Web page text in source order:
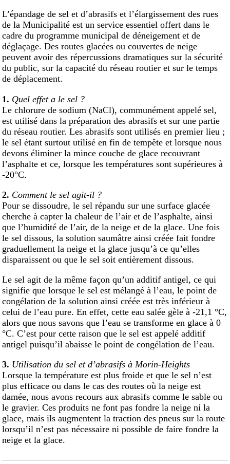
L’épandage de sel et d’abrasifs et l’élargissement des rues
de la Municipalité est un service essentiel offert dans le
cadre du programme municipal de déneigement et de
déglaçage. Des routes glacées ou couvertes de neige
peuvent avoir des répercussions dramatiques sur la sécurité
du public, sur la capacité du réseau routier et sur le temps
de déplacement.
1. Quel effet a le sel ?
Le chlorure de sodium (NaCl), communément appelé sel,
est utilisé dans la préparation des abrasifs et sur une partie
du réseau routier. Les abrasifs sont utilisés en premier lieu ;
le sel étant surtout utilisé en fin de tempête et lorsque nous
devons éliminer la mince couche de glace recouvrant
l’asphalte et ce, lorsque les températures sont supérieures à
-20°C.
2. Comment le sel agit-il ?
Pour se dissoudre, le sel répandu sur une surface glacée
cherche à capter la chaleur de l’air et de l’asphalte, ainsi
que l’humidité de l’air, de la neige et de la glace. Une fois
le sel dissous, la solution saumâtre ainsi créée fait fondre
graduellement la neige et la glace jusqu’à ce qu’elles
disparaissent ou que le sel soit entièrement dissous.
Le sel agit de la même façon qu’un additif antigel, ce qui
signifie que lorsque le sel est mélangé à l’eau, le point de
congélation de la solution ainsi créée est très inférieur à
celui de l’eau pure. En effet, cette eau salée gèle à -21,1 °C,
alors que nous savons que l’eau se transforme en glace à 0
°C. C’est pour cette raison que le sel est appelé additif
antigel puisqu’il abaisse le point de congélation de l’eau.
3. Utilisation du sel et d’abrasifs à Morin-Heights
Lorsque la température est plus froide et que le sel n’est
plus efficace ou dans le cas des routes où la neige est
damée, nous avons recours aux abrasifs comme le sable ou
le gravier. Ces produits ne font pas fondre la neige ni la
glace, mais ils augmentent la traction des pneus sur la route
lorsqu’il n’est pas nécessaire ni possible de faire fondre la
neige et la glace.